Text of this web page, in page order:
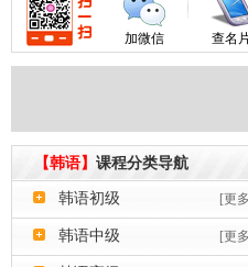
加微信 查名
【韩语】 课程分类导航
韩语初级 [更
韩语中级 [更